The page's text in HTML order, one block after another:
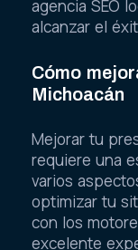
agencia SEO
alcanzar el
Cómo
Michoacán
Mejorar tu
requiere una
varios
optimizar tu
con los
excelente